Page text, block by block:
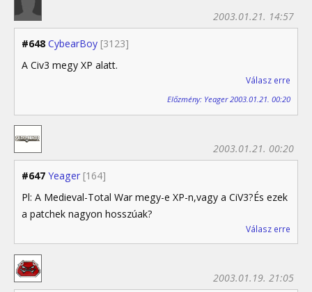
#648 CybearBoy [3123]
2003.01.21. 14:57
A Civ3 megy XP alatt.
Válasz erre
Előzmény: Yeager 2003.01.21. 00:20
#647 Yeager [164]
2003.01.21. 00:20
Pl: A Medieval-Total War megy-e XP-n,vagy a CiV3?És ezek
a patchek nagyon hosszúak?
Válasz erre
2003.01.19. 21:05